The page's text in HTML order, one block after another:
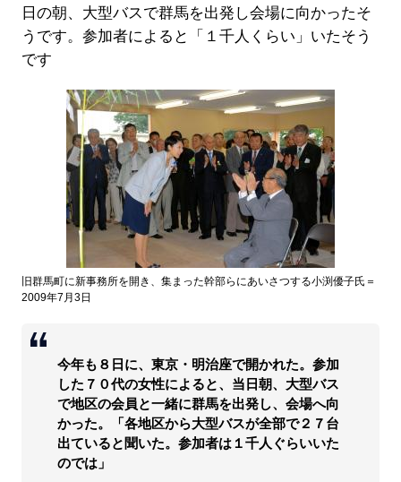
日の朝、大型バスで群馬を出発し会場に向かったそ
うです。参加者によると「１千人くらい」いたそう
です
旧群馬町に新事務所を開き、集まった幹部らにあいさつする小渕優子氏＝
2009年7月3日
今年も８日に、東京・明治座で開かれた。参加
した７０代の女性によると、当日朝、大型バス
で地区の会員と一緒に群馬を出発し、会場へ向
かった。「各地区から大型バスが全部で２７台
出ていると聞いた。参加者は１千人ぐらいいた
のでは」